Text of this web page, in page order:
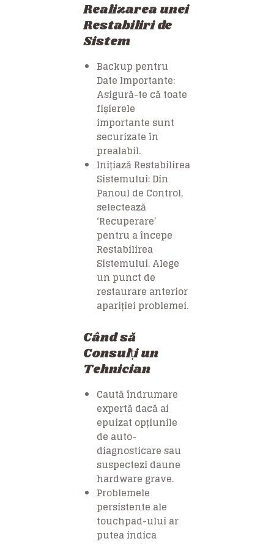
Realizarea unei
Restabiliri de
Sistem
Backup pentru
Date Importante:
Asigură-te că toate
fișierele
importante sunt
securizate în
prealabil.
Inițiază Restabilirea
Sistemului: Din
Panoul de Control,
selectează
‘Recuperare’
pentru a începe
Restabilirea
Sistemului. Alege
un punct de
restaurare anterior
apariției problemei.
Când să
Consulți un
Tehnician
Caută îndrumare
expertă dacă ai
epuizat opțiunile
de auto-
diagnosticare sau
suspectezi daune
hardware grave.
Problemele
persistente ale
touchpad-ului ar
putea indica